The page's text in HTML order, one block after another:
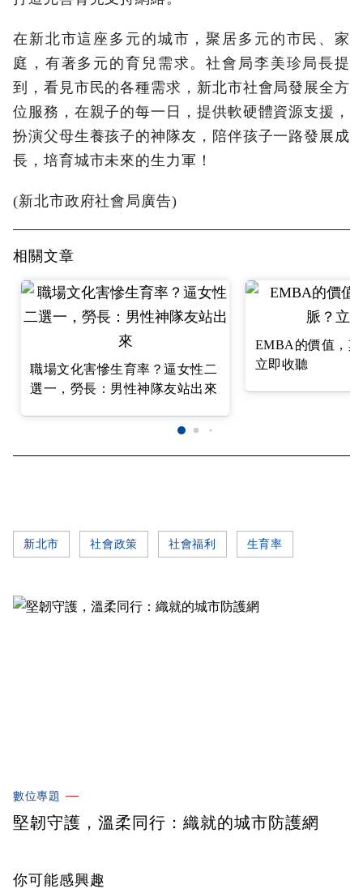
在新北市這座多元的城市，聚居多元的市民、家
庭，有著多元的育兒需求。社會局李美珍局長提
到，看見市民的各種需求，新北市社會局發展全方
位服務，在親子的每一日，提供軟硬體資源支援，
扮演父母生養孩子的神隊友，陪伴孩子一路發展成
長，培育城市未來的生力軍！
(新北市政府社會局廣告)
相關文章
職場文化害慘生育率？逼女性二
選一，勞長：男性神隊友站出來
EMBA的價值，
立即收聽
新北市 社會政策 社會福利 生育率
數位專題
堅韌守護，溫柔同行：織就的城市防護網
你可能感興趣